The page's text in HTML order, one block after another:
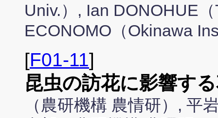
Univ.）, Ian DONOHUE
ECONOMO（Okinawa
[F01-11]
昆虫の訪花に影響す
（農研機構 農情研）, 平